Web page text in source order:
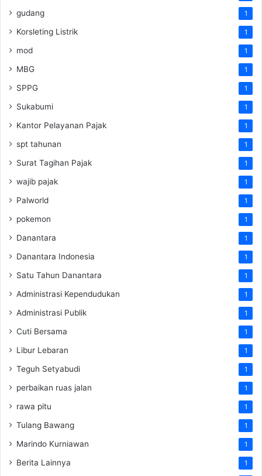
gudang 1
Korsleting Listrik 1
mod 1
MBG 1
SPPG 1
Sukabumi 1
Kantor Pelayanan Pajak 1
spt tahunan 1
Surat Tagihan Pajak 1
wajib pajak 1
Palworld 1
pokemon 1
Danantara 1
Danantara Indonesia 1
Satu Tahun Danantara 1
Administrasi Kependudukan 1
Administrasi Publik 1
Cuti Bersama 1
Libur Lebaran 1
Teguh Setyabudi 1
perbaikan ruas jalan 1
rawa pitu 1
Tulang Bawang 1
Marindo Kurniawan 1
Berita Lainnya 1